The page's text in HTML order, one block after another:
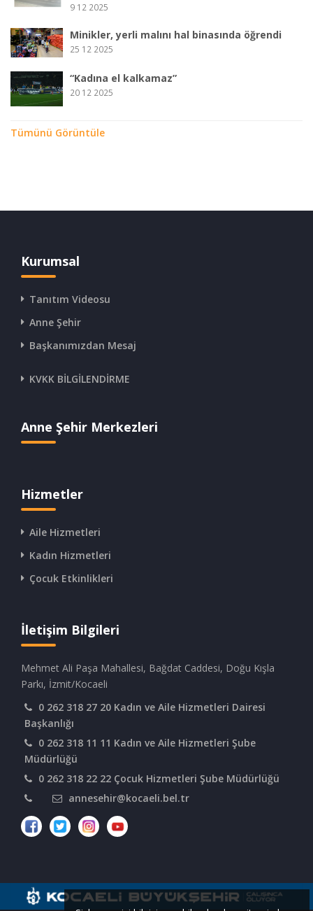
9 12 2025
Minikler, yerli malını hal binasında öğrendi
25 12 2025
“Kadına el kalkamaz”
20 12 2025
Tümünü Görüntüle
Kurumsal
Tanıtım Videosu
Anne Şehir
Başkanımızdan Mesaj
KVKK BİLGİLENDİRME
Anne Şehir Merkezleri
Hizmetler
Aile Hizmetleri
Kadın Hizmetleri
Çocuk Etkinlikleri
İletişim Bilgileri
Mehmet Ali Paşa Mahallesi, Bağdat Caddesi, Doğu Kışla
Parkı, İzmit/Kocaeli
0 262 318 27 20 Kadın ve Aile Hizmetleri Dairesi
Başkanlığı
0 262 318 11 11 Kadın ve Aile Hizmetleri Şube
Müdürlüğü
0 262 318 22 22 Çocuk Hizmetleri Şube Müdürlüğü
annesehir@kocaeli.bel.tr